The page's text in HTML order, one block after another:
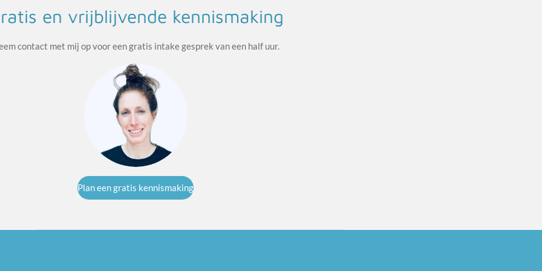
en vrijblijvende kennismaking
contact met mij op voor een gratis intake gesprek van een half uur.
Plan een gratis kennismaking